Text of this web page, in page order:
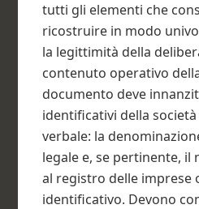
tutti gli elementi che
ricostruire in modo
la legittimità della
contenuto operativo
documento deve
identificativi della
verbale: la
legale e, se pertinente,
al registro delle imprese
identificativo. Devono